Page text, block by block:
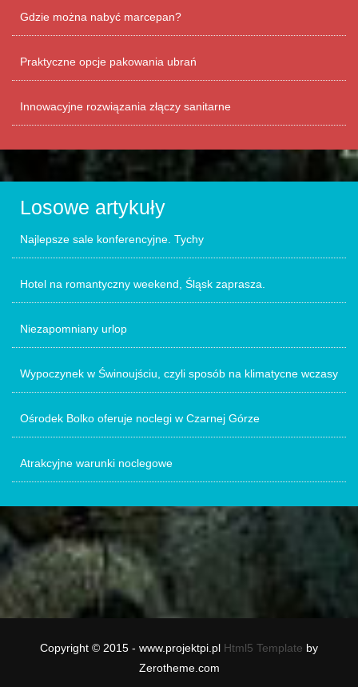
Gdzie można nabyć marcepan?
Praktyczne opcje pakowania ubrań
Innowacyjne rozwiązania złączy sanitarne
Losowe artykuły
Najlepsze sale konferencyjne. Tychy
Hotel na romantyczny weekend, Śląsk zaprasza.
Niezapomniany urlop
Wypoczynek w Świnoujściu, czyli sposób na klimatycne wczasy
Ośrodek Bolko oferuje noclegi w Czarnej Górze
Atrakcyjne warunki noclegowe
Copyright © 2015 - www.projektpi.pl Html5 Template by
Zerotheme.com